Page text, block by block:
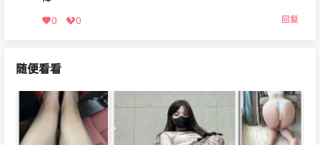
0 0 回复
随便看看